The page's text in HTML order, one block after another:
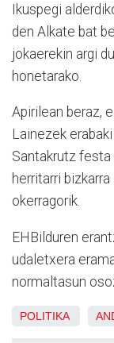
Ikuspegi
den Alkate bat
jokaerekin argi
honetarako.
Apirilean beraz,
Lainezek
Santakrutz festa
herritarri
okerragorik.
EHBilduren
udaletxera
normaltasun
POLITIKA